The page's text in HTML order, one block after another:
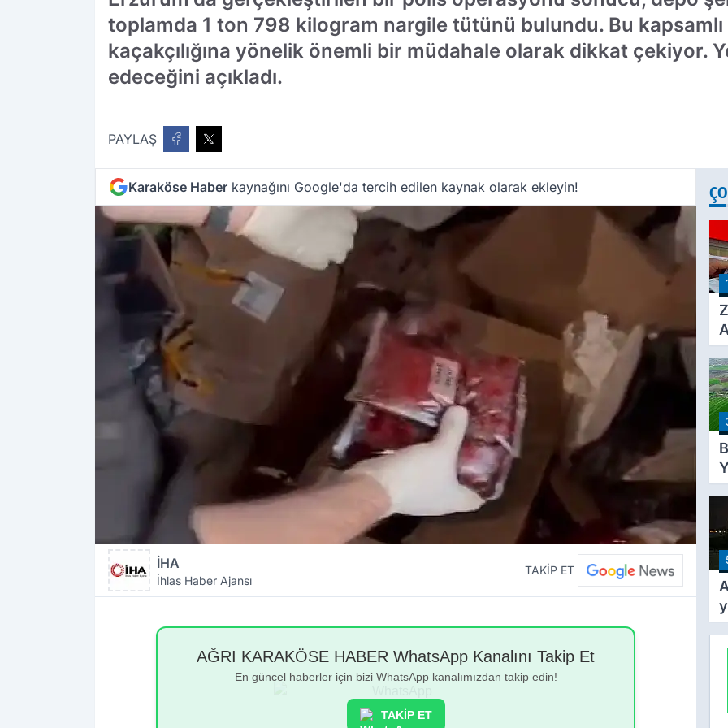
toplamda 1 ton 798 kilogram nargile tütünü bulundu. Bu
kaçakçılığına yönelik önemli bir müdahale olarak dikkat çekiyor.
edeceğini açıkladı.
PAYLAŞ
Karaköse Haber kaynağını Google'da tercih edilen kaynak olarak ekleyin!
İHA
İhlas Haber Ajansı
TAKİP ET
AĞRI KARAKÖSE HABER WhatsApp Kanalını Takip Et
En güncel haberler için bizi WhatsApp kanalımızdan takip edin!
TAKİP ET